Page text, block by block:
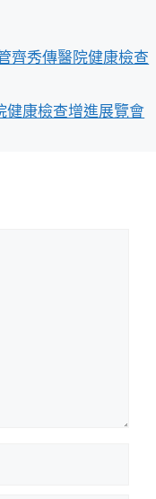
齊秀傳醫院健康檢查
健康檢查增進展覽會